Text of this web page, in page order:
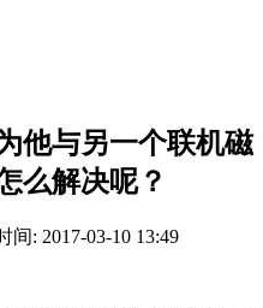
他与另一个联机磁
么解决呢？
间: 2017-03-10 13:49